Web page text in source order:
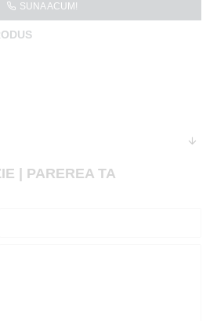
SUNA ACUM!
| PAREREA TA